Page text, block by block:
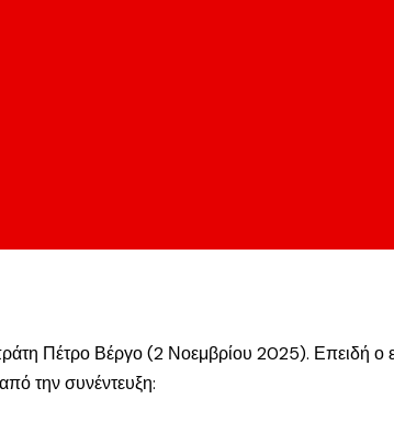
Πέτρο Βέργο (2 Νοεμβρίου 2025). Επειδή
την συνέντευξη: